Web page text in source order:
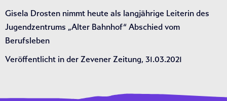
Gisela Drosten nimmt heute als langjährige Leiterin des
Jugendzentrums „Alter Bahnhof“ Abschied vom
Berufsleben
Veröffentlicht in der Zevener Zeitung, 31.03.2021